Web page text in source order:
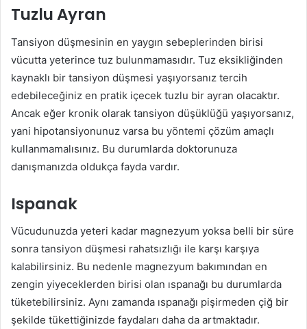
Tuzlu Ayran
Tansiyon düşmesinin en yaygın sebeplerinden birisi
vücutta yeterince tuz bulunmamasıdır. Tuz eksikliğinden
kaynaklı bir tansiyon düşmesi yaşıyorsanız tercih
edebileceğiniz en pratik içecek tuzlu bir ayran olacaktır.
Ancak eğer kronik olarak tansiyon düşüklüğü yaşıyorsanız,
yani hipotansiyonunuz varsa bu yöntemi çözüm amaçlı
kullanmamalısınız. Bu durumlarda doktorunuza
danışmanızda oldukça fayda vardır.
Ispanak
Vücudunuzda yeteri kadar magnezyum yoksa belli bir süre
sonra tansiyon düşmesi rahatsızlığı ile karşı karşıya
kalabilirsiniz. Bu nedenle magnezyum bakımından en
zengin yiyeceklerden birisi olan ıspanağı bu durumlarda
tüketebilirsiniz. Aynı zamanda ıspanağı pişirmeden çiğ bir
şekilde tükettiğinizde faydaları daha da artmaktadır.